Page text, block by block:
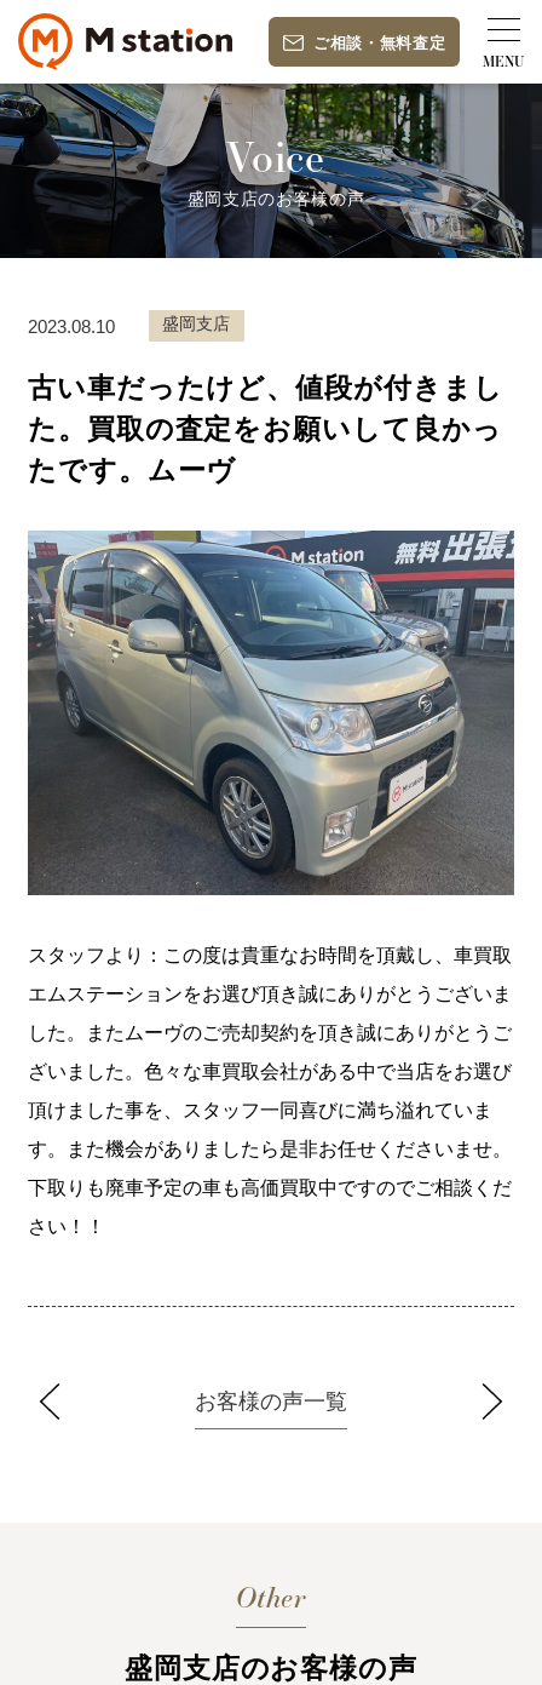
ご相談 ・ 無料査定
Voice
盛岡支店のお客様の声
2023.08.10 盛岡支店
古い車だったけど、値段が付きまし
た。買取の査定をお願いして良かっ
たです。ムーヴ
スタッフより：この度は貴重なお時間を頂戴し、車買取
エムステーションをお選び頂き誠にありがとうございま
した。またムーヴのご売却契約を頂き誠にありがとうご
ざいました。色々な車買取会社がある中で当店をお選び
頂けました事を、スタッフ一同喜びに満ち溢れていま
す。また機会がありましたら是非お任せくださいませ。
下取りも廃車予定の車も高価買取中ですのでご相談くだ
さい！！
お客様の声一覧
Other
盛岡支店のお客様の声